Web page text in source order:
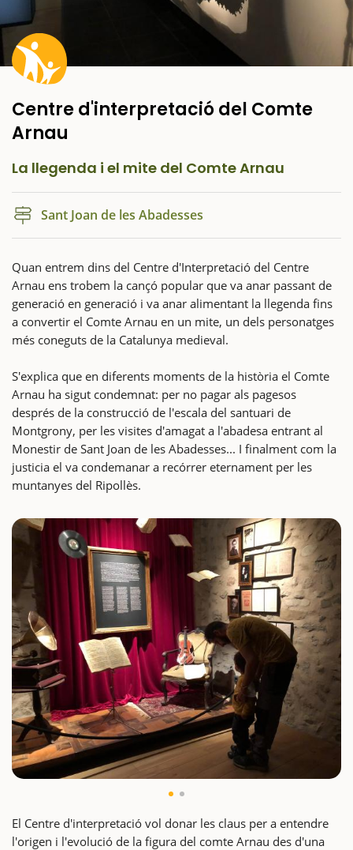
Centre d'interpretació del Comte
Arnau
La llegenda i el mite del Comte Arnau
Sant Joan de les Abadesses
Quan entrem dins del Centre d'Interpretació del Centre
Arnau ens trobem la cançó popular que va anar passant de
generació en generació i va anar alimentant la llegenda fins
a convertir el Comte Arnau en un mite, un dels personatges
més coneguts de la Catalunya medieval.
S'explica que en diferents moments de la història el Comte
Arnau ha sigut condemnat: per no pagar als pagesos
després de la construcció de l'escala del santuari de
Montgrony, per les visites d'amagat a l'abadesa entrant al
Monestir de Sant Joan de les Abadesses... I finalment com la
justicia el va condemanar a recórrer eternament per les
muntanyes del Ripollès.
El Centre d'interpretació vol donar les claus per a entendre
l'origen i l'evolució de la figura del comte Arnau des d'una